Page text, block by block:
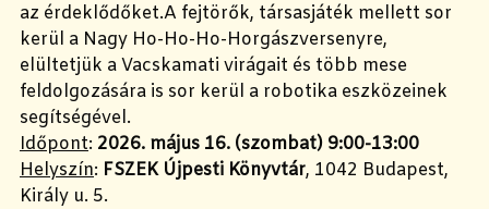
az érdeklődőket.A fejtörők, társasjáték mellett sor
kerül a Nagy Ho-Ho-Ho-Horgászversenyre,
elültetjük a Vacskamati virágait és több mese
feldolgozására is sor kerül a robotika eszközeinek
segítségével.
Időpont: 2026. május 16. (szombat) 9:00-13:00
Helyszín: FSZEK Újpesti Könyvtár, 1042 Budapest,
Király u. 5.